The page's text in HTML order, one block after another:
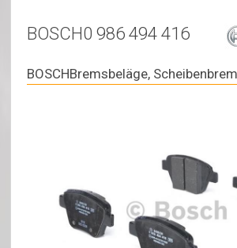
BOSCH0 986 494 416
BOSCHBremsbeläge,